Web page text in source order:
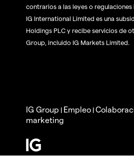
contrarios a las leyes o regulaciones
IG International Limited es una
Holdings PLC y recibe servicios de
Group, incluido IG Markets Limited.
IG Group | Empleo |
marketing